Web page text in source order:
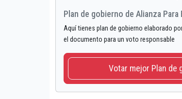
Plan de gobierno de Alianza
Aquí tienes plan de gobierno elaborado
el documento para un voto responsable
Votar mejor Plan de